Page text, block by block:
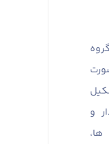
و
ها،